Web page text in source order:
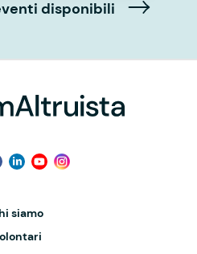
disponibili
siamo